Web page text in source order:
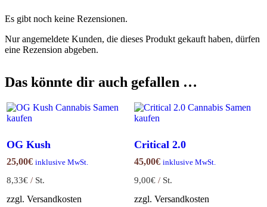
Es gibt noch keine Rezensionen.
Nur angemeldete Kunden, die dieses Produkt gekauft haben, dürfen
eine Rezension abgeben.
Das könnte dir auch gefallen …
OG Kush
25,00€ inklusive MwSt.
8,33€ / St.
zzgl. Versandkosten
Critical 2.0
45,00€ inklusive MwSt.
9,00€/ St.
zzgl. Versandkosten